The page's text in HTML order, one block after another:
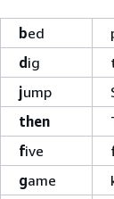
bed
d ig
jump
then
five
game